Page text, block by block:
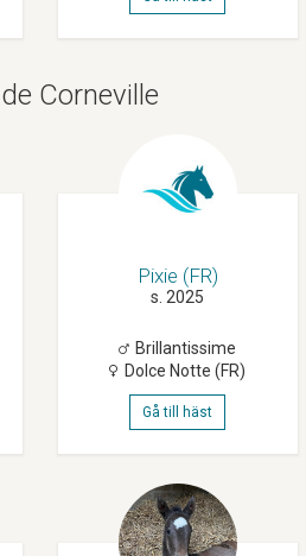
Corneville
Pixie (FR)
s. 2025
Brillantissime
Dolce Notte (FR)
Gå till häst